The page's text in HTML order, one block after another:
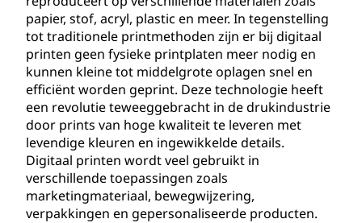
papier, stof, acryl, plastic en meer. In tegenstelling
tot traditionele printmethoden zijn er bij digitaal
printen geen fysieke printplaten meer nodig en
kunnen kleine tot middelgrote oplagen snel en
efficiënt worden geprint. Deze technologie heeft
een revolutie teweeggebracht in de drukindustrie
door prints van hoge kwaliteit te leveren met
levendige kleuren en ingewikkelde details.
Digitaal printen wordt veel gebruikt in
verschillende toepassingen zoals
marketingmateriaal, bewegwijzering,
verpakkingen en gepersonaliseerde producten.